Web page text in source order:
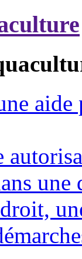
une